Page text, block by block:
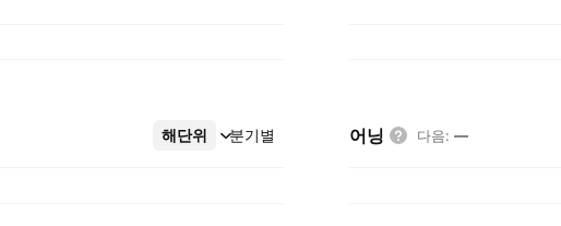
해단위 분기별
더보기 어닝 다음: —